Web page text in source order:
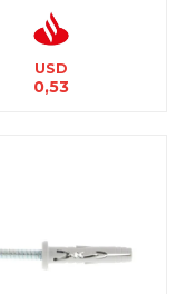
USD
0,53